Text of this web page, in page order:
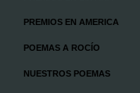
PREMIOS EN AMERICA
POEMAS A ROCÍO
NUESTROS POEMAS